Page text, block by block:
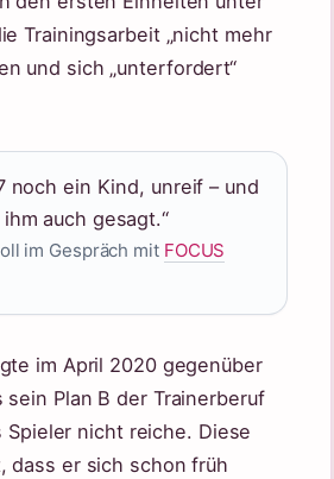
Trainingsarbeit „nicht mehr
und sich „unterfordert“
noch ein Kind, unreif – und
auch gesagt.“
im Gespräch mit FOCUS
im April 2020 gegenüber
sein Plan B der Trainerberuf
Spieler nicht reiche. Diese
dass er sich schon früh